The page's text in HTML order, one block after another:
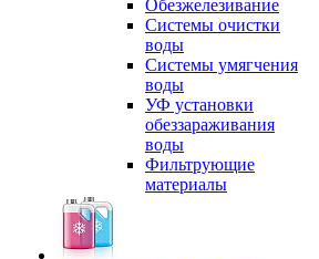
Обезжелезивание
Системы очистки
воды
Системы умягчения
воды
УФ установки
обеззараживания
воды
Фильтрующие
материалы